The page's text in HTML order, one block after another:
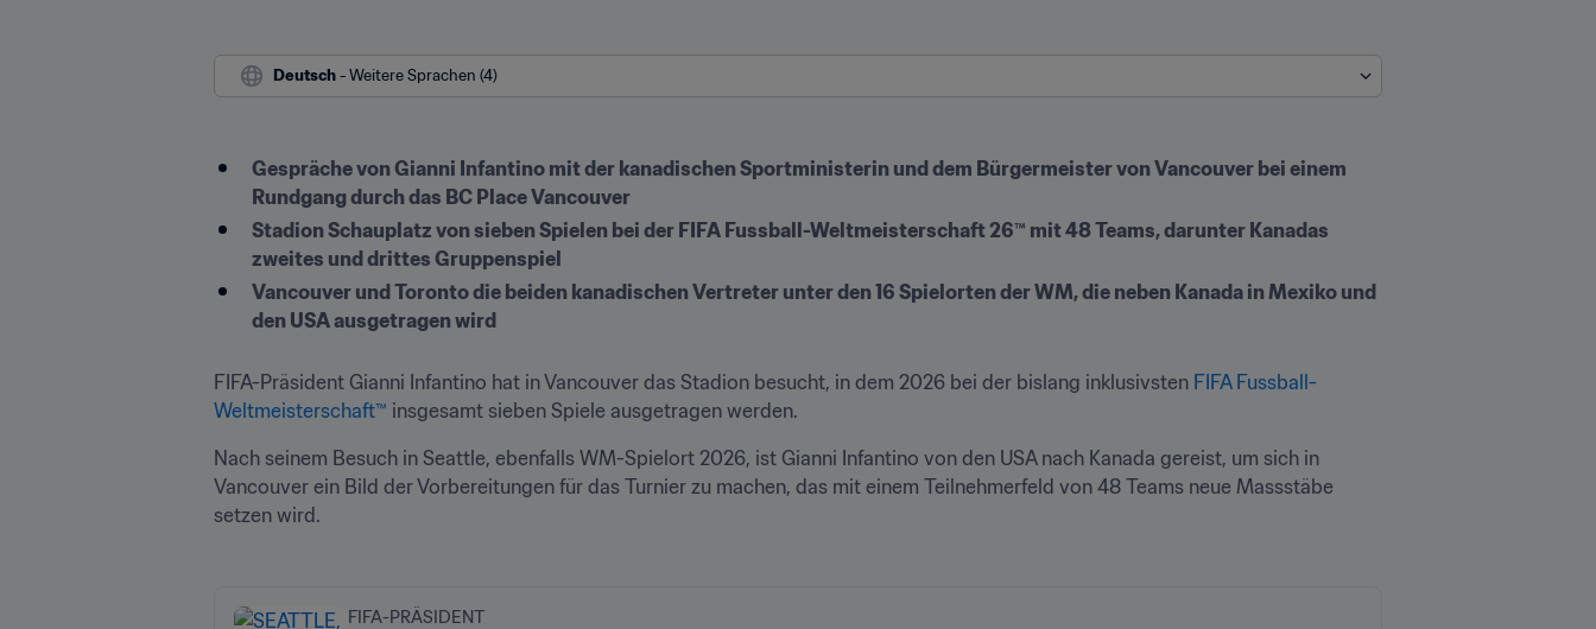
Deutsch - Weitere Sprachen (4)
Gespräche von Gianni Infantino mit der kanadischen Sportministerin und dem Bürgermeister von Vancouver bei einem
Rundgang durch das BC Place Vancouver
Stadion Schauplatz von sieben Spielen bei der FIFA Fussball-Weltmeisterschaft 26™ mit 48 Teams, darunter Kanadas
zweites und drittes Gruppenspiel
Vancouver und Toronto die beiden kanadischen Vertreter unter den 16 Spielorten der WM, die neben Kanada in Mexiko und
den USA ausgetragen wird
FIFA-Präsident Gianni Infantino hat in Vancouver das Stadion besucht, in dem 2026 bei der bislang inklusivsten FIFA Fussball-
Weltmeisterschaft™ insgesamt sieben Spiele ausgetragen werden.
Nach seinem Besuch in Seattle, ebenfalls WM-Spielort 2026, ist Gianni Infantino von den USA nach Kanada gereist, um sich in
Vancouver ein Bild der Vorbereitungen für das Turnier zu machen, das mit einem Teilnehmerfeld von 48 Teams neue Massstäbe
setzen wird.
FIFA-PRÄSIDENT